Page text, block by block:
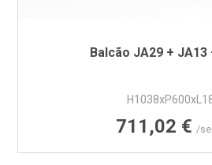
Balcão JA29 + JA13
Preço
711,02 € /